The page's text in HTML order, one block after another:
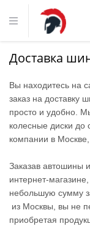
Доставка
Вы находитесь на
заказ на доставку
просто и удобно.
колесные диски до
компании в Москве,
Заказав автошины
интернет-
небольшую сумму
из Москвы, вы не
приобретая